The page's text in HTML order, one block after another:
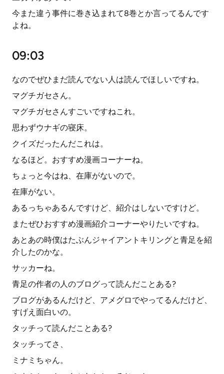
今また違う事件に巻き込まれて8巻とか言ってるんです
よね。
09:03
なのでぜひまだ読んでない人は読んでほしいですね。
マグチガセさん。
マグチガセさんすごいですねこれ。
思わずウナギの寝床。
クイズだったんだこれは。
なるほど。おすすめ漫画コーナーね。
ちょっと今はね、在庫がないので。
在庫がない。
あるっちゃあるんですけど、紹介はしないですけど。
またぜひおすすめ漫画紹介コーナーやりたいですね。
あとあの時僕はたぶんジャイアントキリングと青足を紹
介したのかな。
サッカーね。
青足の作者の人のブログって読んだことある?
ブログがあるんだけど、アメグロでやってるんだけど、
すげえ面白いの。
タッチって読んだことある?
タッチってさ、
ミナミちゃん。